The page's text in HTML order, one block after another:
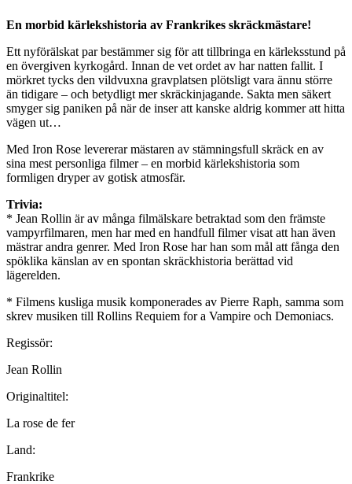
En morbid kärlekshistoria av Frankrikes skräckmästare!
Ett nyförälskat par bestämmer sig för att tillbringa en kärleksstund på
en övergiven kyrkogård. Innan de vet ordet av har natten fallit. I
mörkret tycks den vildvuxna gravplatsen plötsligt vara ännu större
än tidigare – och betydligt mer skräckinjagande. Sakta men säkert
smyger sig paniken på när de inser att kanske aldrig kommer att hitta
vägen ut…
Med Iron Rose levererar mästaren av stämningsfull skräck en av
sina mest personliga filmer – en morbid kärlekshistoria som
formligen dryper av gotisk atmosfär.
Trivia:
* Jean Rollin är av många filmälskare betraktad som den främste
vampyrfilmaren, men har med en handfull filmer visat att han även
mästrar andra genrer. Med Iron Rose har han som mål att fånga den
spöklika känslan av en spontan skräckhistoria berättad vid
lägerelden.
* Filmens kusliga musik komponerades av Pierre Raph, samma som
skrev musiken till Rollins Requiem for a Vampire och Demoniacs.
Regissör:
Jean Rollin
Originaltitel:
La rose de fer
Land:
Frankrike